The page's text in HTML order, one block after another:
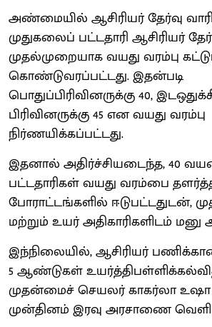
அண்மையில் ஆசிரியர் தேர்வு
முதுகலைப் பட்டதாரி ஆசிரியர்
முதல்முறையாக வயது வரம்பு
கொண்டுவரப்பட்டது. இதன்படி
பொதுப்பிரிவினருக்கு 40,
பிரிவினருக்கு 45 என வயது வரம்பு
நிர்ணயிக்கப்பட்டது.
இதனால் அதிர்ச்சியடைந்த, 40
பட்டதாரிகள் வயது வரம்பை
போராட்டங்களில் ஈடுபட்டதுடன்,
மற்றும் உயர் அதிகாரிகளிடம் மனு
இந்நிலையில், ஆசிரியர்
5 ஆண்டுகள்
முதன்மைச் செயலர் காகர்லா உஷா
முன்தினம் இரவு அரசாணை